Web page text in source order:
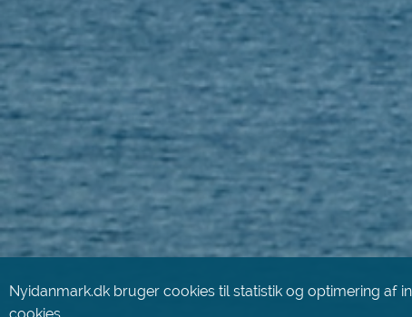
Nyidanmark.dk bruger cookies til statistik og optimering af